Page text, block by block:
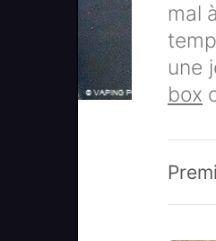
mal
une
box